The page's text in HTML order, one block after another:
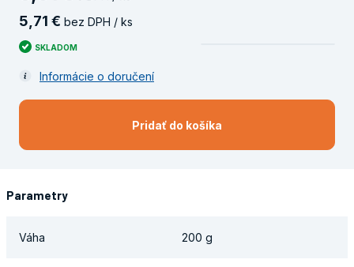
5 71 € bez DPH / ks
SKLADOM
Informácie o doručení
Pridať do košíka
Parametry
Váha 200 g